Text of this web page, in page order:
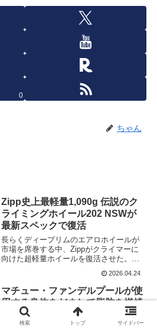
0
ちゃん
Zipp史上最軽量1,090g 伝説のク
ライミングホイール202 NSWが
最新スペックで復活
長らくディープリムのエアロホイールが
市場を席巻する中、Zippがクライマーに
向けた超軽量ホイールを復活させた。同
社史上最軽量となる前後セット重量
1,090gのディスクブレーキ専用モデル202
NSWだ。かつてリムブレーキ時代の名作
として名を...
2026.04.24
マチュー・ファンデルプールが使
用する身体をだまして脂肪を燃焼
させる4Gold LiFT
検索 トップ サイドバー